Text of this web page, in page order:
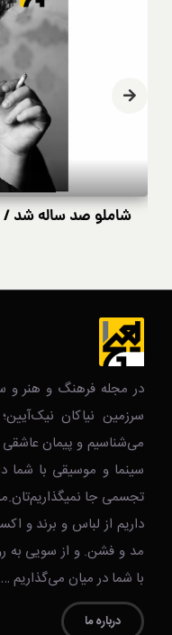
شاملو صد ساله شد /
در مجله فرهنگ و هنر و
سرزمین نیاکان
می‌شناسیم و پیمان عاشقی
سینما و موسیقی با شما
تجسمی جا
داریم از لباس و برند و
مد و فشن. و از سویی به
با شما در میان می‌گذاریم …
درباره ما